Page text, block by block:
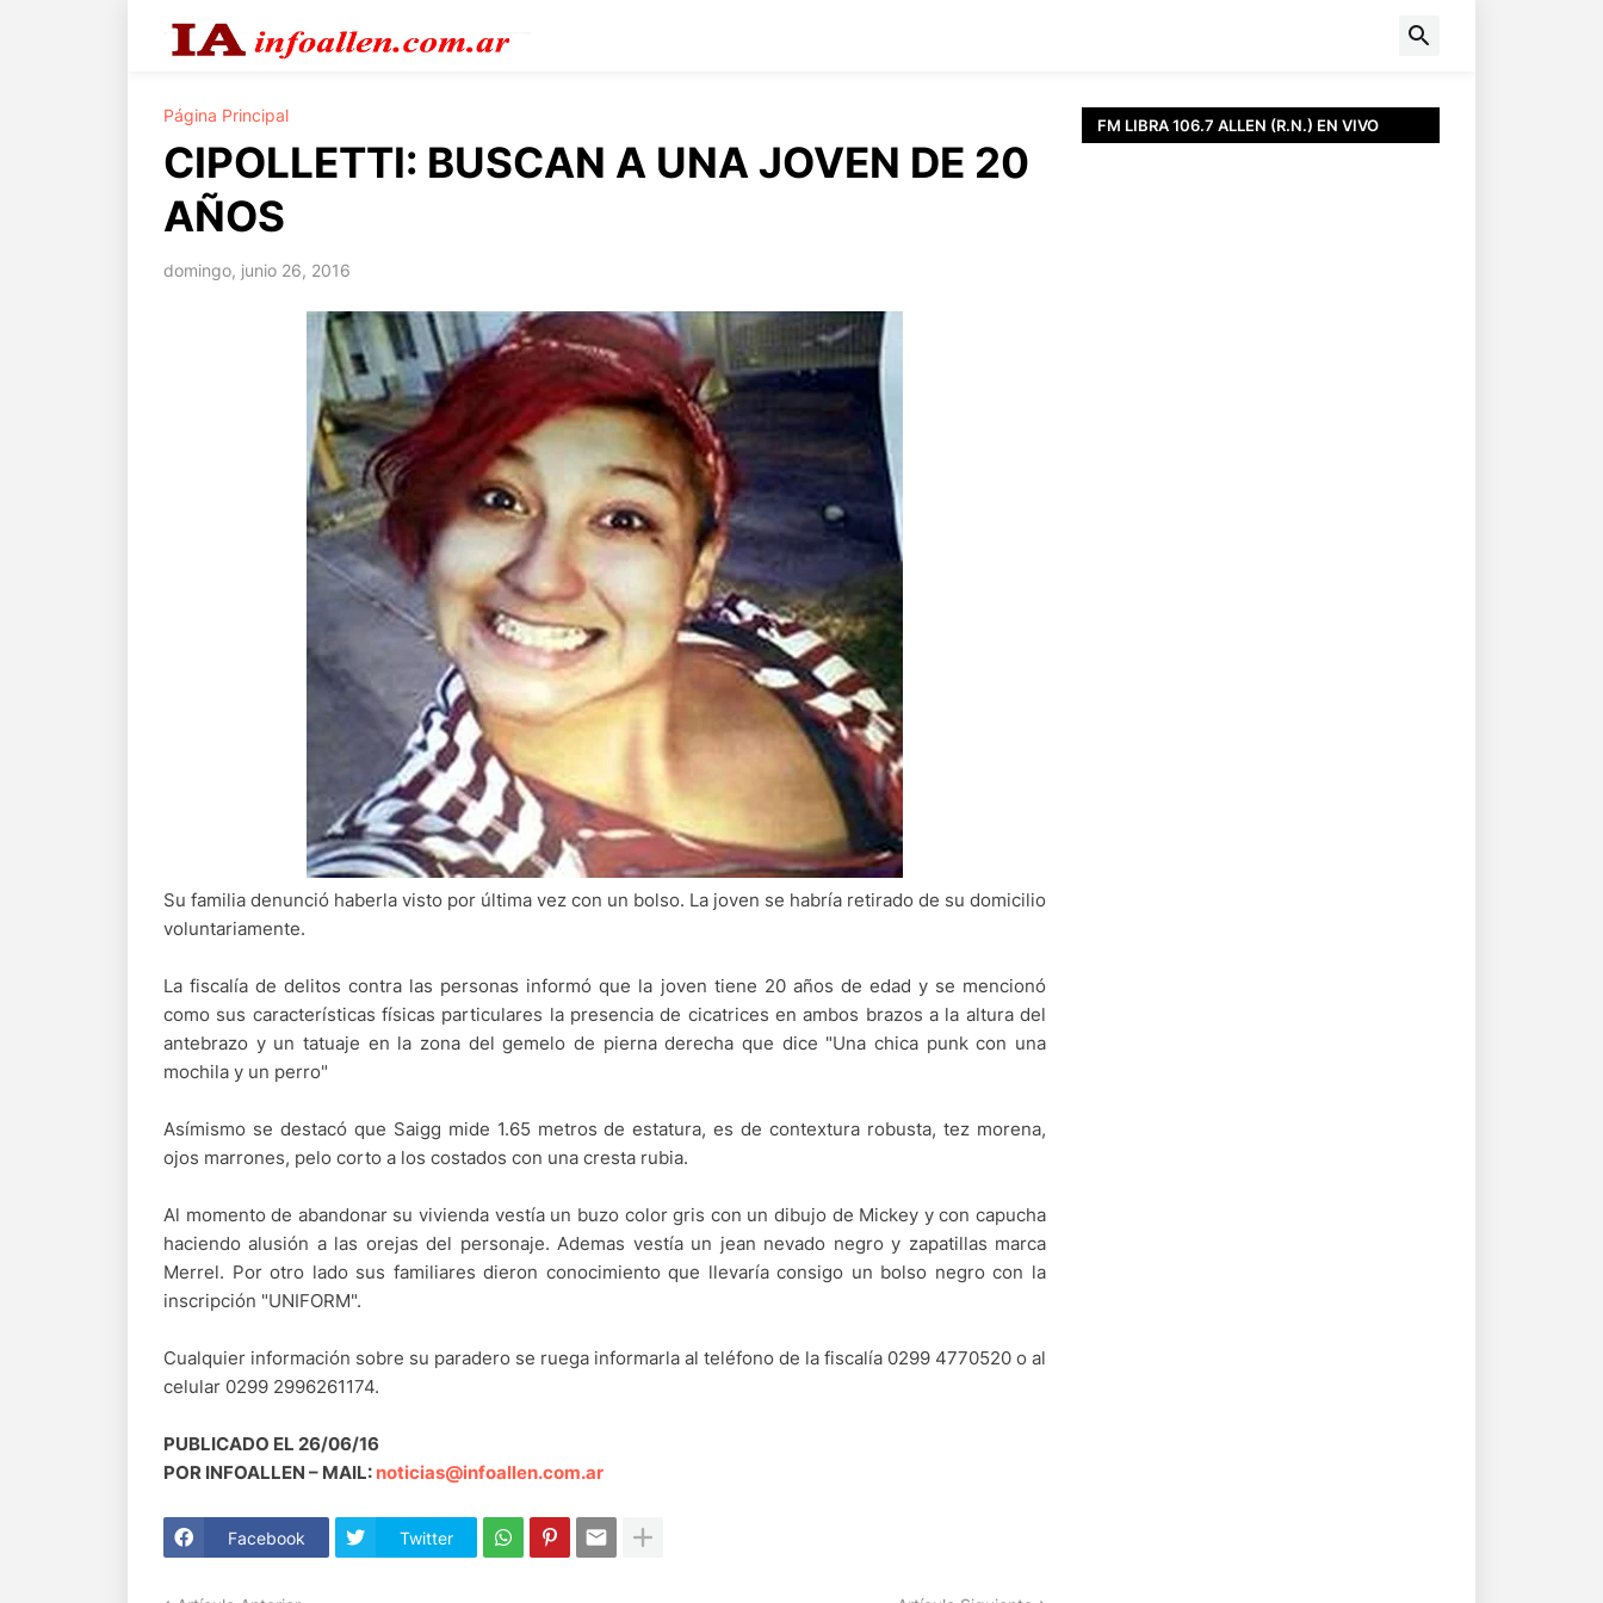
Página Principal
CIPOLLETTI: BUSCAN A UNA JOVEN DE 20
AÑOS
domingo, junio 26, 2016
Su familia denunció haberla visto por última vez con un bolso. La joven se habría retirado de su domicilio
voluntariamente.
La fiscalía de delitos contra las personas informó que la joven tiene 20 años de edad y se mencionó
como sus características físicas particulares la presencia de cicatrices en ambos brazos a la altura del
antebrazo y un tatuaje en la zona del gemelo de pierna derecha que dice "Una chica punk con una
mochila y un perro"
Asímismo se destacó que Saigg mide 1.65 metros de estatura, es de contextura robusta, tez morena,
ojos marrones, pelo corto a los costados con una cresta rubia.
Al momento de abandonar su vivienda vestía un buzo color gris con un dibujo de Mickey y con capucha
haciendo alusión a las orejas del personaje. Ademas vestía un jean nevado negro y zapatillas marca
Merrel. Por otro lado sus familiares dieron conocimiento que llevaría consigo un bolso negro con la
inscripción "UNIFORM".
Cualquier información sobre su paradero se ruega informarla al teléfono de la fiscalía 0299 4770520 o al
celular 0299 2996261174.
PUBLICADO EL 26/06/16
POR INFOALLEN – MAIL: noticias@infoallen.com.ar
Facebook Twitter
FM LIBRA 106.7 ALLEN (R.N.) EN VIVO